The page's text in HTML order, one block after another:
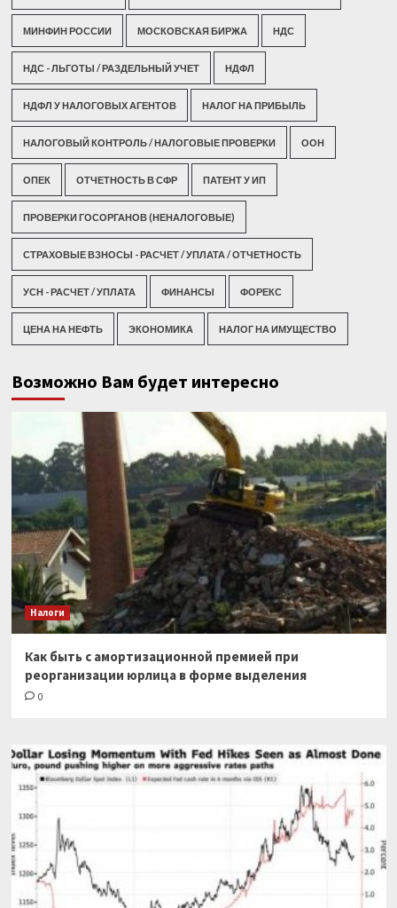
МИНФИН РОССИИ МОСКОВСКАЯ БИРЖА НДС
НДС - ЛЬГОТЫ / РАЗДЕЛЬНЫЙ УЧЕТ НДФЛ
НДФЛ У НАЛОГОВЫХ АГЕНТОВ НАЛОГ НА ПРИБЫЛЬ
НАЛОГОВЫЙ КОНТРОЛЬ / НАЛОГОВЫЕ ПРОВЕРКИ ООН
ОПЕК ОТЧЕТНОСТЬ В СФР ПАТЕНТ У ИП
ПРОВЕРКИ ГОСОРГАНОВ (НЕНАЛОГОВЫЕ)
СТРАХОВЫЕ ВЗНОСЫ - РАСЧЕТ / УПЛАТА / ОТЧЕТНОСТЬ
УСН - РАСЧЕТ / УПЛАТА ФИНАНСЫ ФОРЕКС
ЦЕНА НА НЕФТЬ ЭКОНОМИКА НАЛОГ НА ИМУЩЕСТВО
Возможно Вам будет интересно
Налоги
Как быть с амортизационной премией при
реорганизации юрлица в форме выделения
0